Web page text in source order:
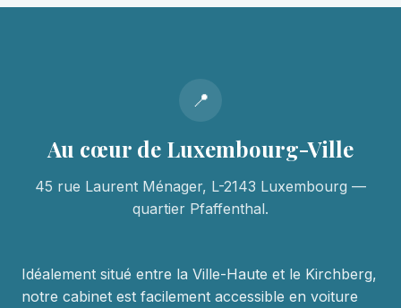
📍
Au cœur de Luxembourg-Ville
45 rue Laurent Ménager, L-2143 Luxembourg —
quartier Pfaffenthal.
Idéalement situé entre la Ville-Haute et le Kirchberg,
notre cabinet est facilement accessible en voiture